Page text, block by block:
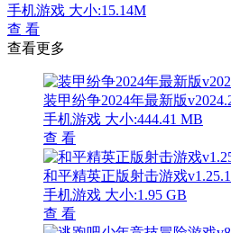
手机游戏 大小:15.14M
查 看
查看更多
装甲纷争2024年最新版
手机游戏 大小:444.41 MB
查 看
和平精英正版射击游戏
手机游戏 大小:1.95 GB
查 看